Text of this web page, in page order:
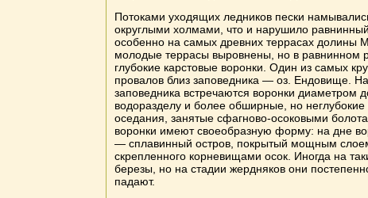
Потоками уходящих ледников пески
округлыми холмами, что и нарушило равнинный
особенно на самых древних террасах долины
молодые террасы выровнены, но в равнинном
глубокие карстовые воронки. Один из самых
провалов близ заповедника — оз. Ендовище.
заповедника встречаются воронки диаметром
водоразделу и более обширные, но
оседания, занятые сфагново-осоковыми
воронки имеют своеобразную форму: на дне
— сплавинный остров, покрытый мощным
скрепленного корневищами осок. Иногда на
березы, но на стадии жердняков они
падают.